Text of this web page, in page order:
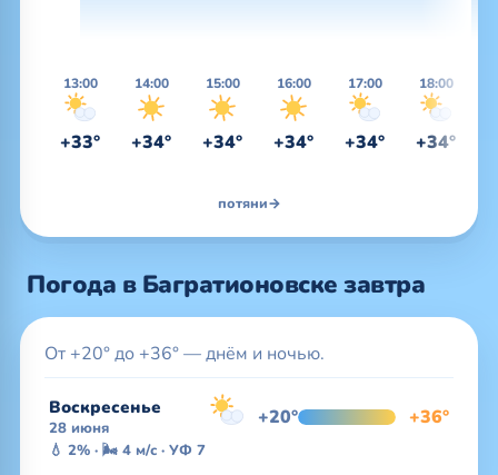
13:00
+33°
14:00
+34°
15:00
+34°
16:00
+34°
17:00
+34°
18:00
+34°
потяни→
Погода в Багратионовске завтра
От +20° до +36° — днём и ночью.
Воскресенье
28 июня +20° +36°
💧 2% · 🌬 4 м/с · УФ 7